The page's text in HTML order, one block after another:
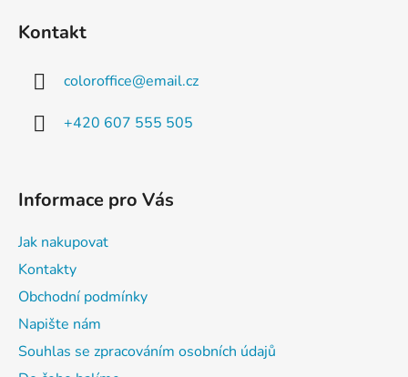
Kontakt
coloroffice@email.cz
+420 607 555 505
Informace pro Vás
Jak nakupovat
Kontakty
Obchodní podmínky
Napište nám
Souhlas se zpracováním osobních údajů